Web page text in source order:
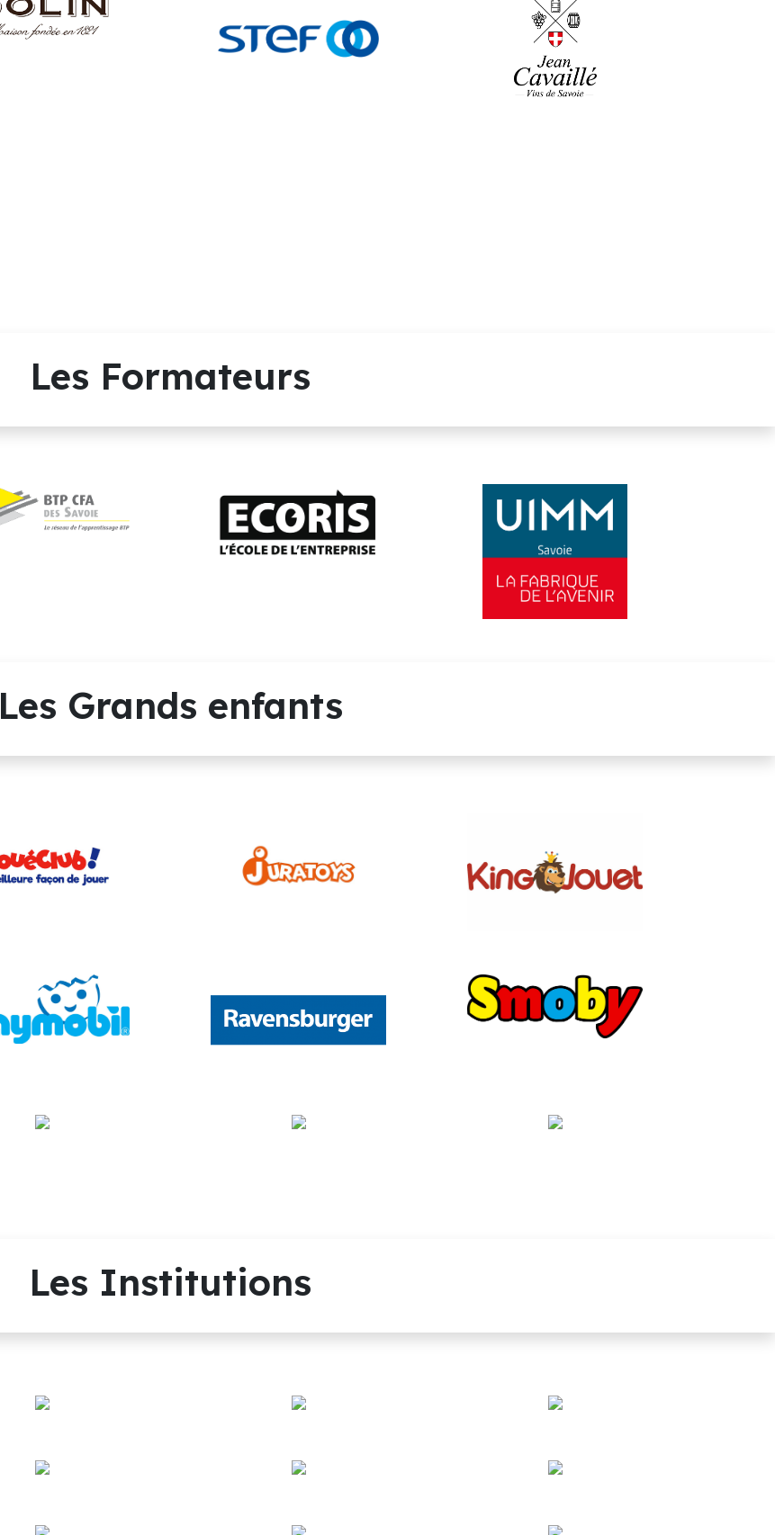
Les Formateurs
Les Grands enfants
Les Institutions